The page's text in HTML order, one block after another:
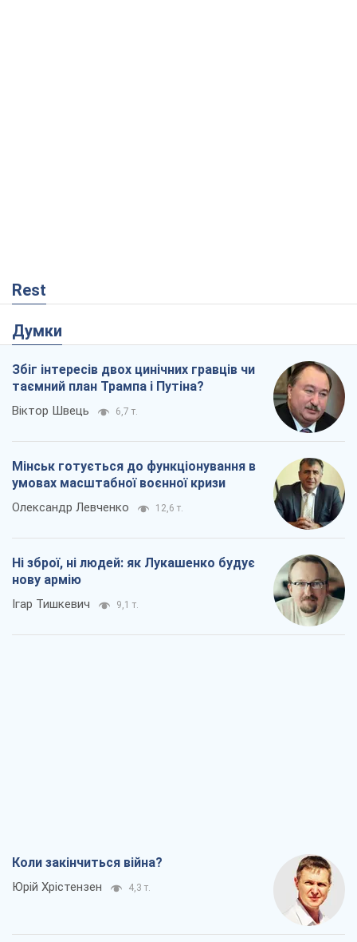
Rest
Думки
Збіг інтересів двох цинічних гравців чи
таємний план Трампа і Путіна?
Віктор Швець 6,7 т.
Мінськ готується до функціонування в
умовах масштабної воєнної кризи
Олександр Левченко 12,6 т.
Ні зброї, ні людей: як Лукашенко будує
нову армію
Ігар Тишкевич 9,1 т.
Коли закінчиться війна?
Юрій Хрістензен 4,3 т.